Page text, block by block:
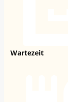
Wartezeit